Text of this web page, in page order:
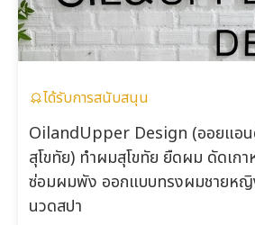
ได้รับการสนับสนุน
OilandUpper Design (ออยแอน
สุโขทัย) ทำผมสุโขทัย ยืดผม ดัดเกา
ซ่อมผมพัง ออกแบบทรงผมชายหญิ
นวดสปา